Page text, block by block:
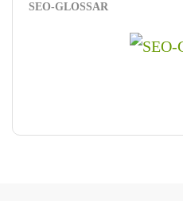
SEO-GLOSSAR